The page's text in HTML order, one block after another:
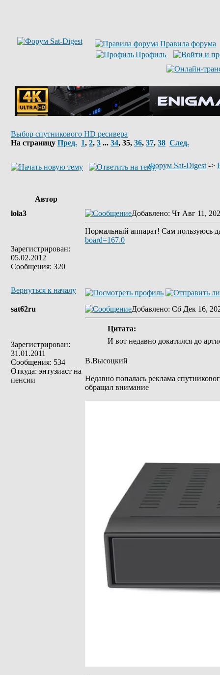
Правила форума
Профиль
Выбор спутникового HD ресивера
На страницу Пред. 1, 2, 3 ... 34, 35, 36, 37, 38 След.
Форум Sat-Digest ->
Автор
lola3
Зарегистрирован:
05.02.2012
Сообщения: 320
Добавлено: Чт Авг 11,
Нормальный аппарат! Сам пользуюсь
board=167.0
Вернуться к началу
sat62ru
Зарегистрирован:
31.01.2011
Сообщения: 534
Откуда: энтузиаст на
пенсии
Добавлено: Сб Дек 16,
Цитата:
И вот недавно докатился до
В.Высоцкий
Недавно попалась реклама
обращал внимание